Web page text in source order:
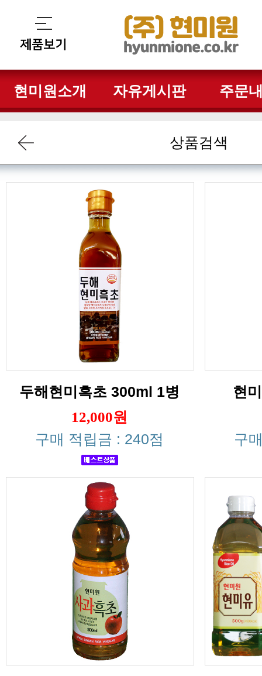
현미원소개 자유게시판 주문
상품검색
두해현미흑초 300ml 1병
12,000원
구매 적립금 : 240점
현
구